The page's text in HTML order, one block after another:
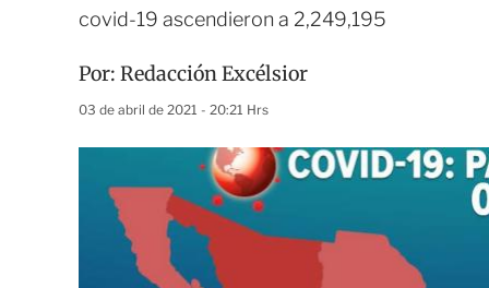
covid-19 ascendieron a 2,249,195
Por: Redacción Excélsior
03 de abril de 2021 - 20:21 Hrs